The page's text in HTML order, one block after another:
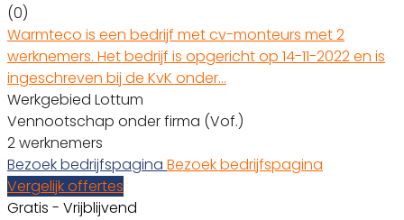
(0)
Warmteco is een bedrijf met cv-monteurs met 2
werknemers. Het bedrijf is opgericht op 14-11-2022 en is
ingeschreven bij de KvK onder…
Werkgebied Lottum
Vennootschap onder firma (Vof.)
2 werknemers
Bezoek bedrijfspagina Bezoek bedrijfspagina
Vergelijk offertes
Gratis - Vrijblijvend